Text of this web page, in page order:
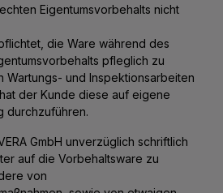
Eigentumsvorbehalts nicht
die Ware während des
pfleglich zu
Wartungs- und Inspektionsarbeiten
der Kunde diese auf eigene
durchzuführen.
GmbH unverzüglich schriftlich
auf die Vorbehaltsware zu
von